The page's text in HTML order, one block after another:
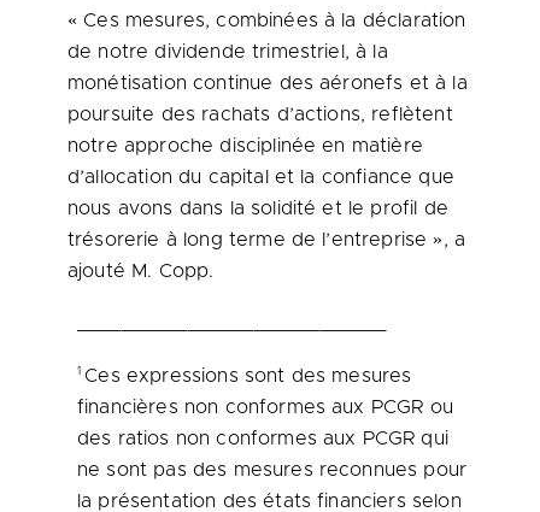
« Ces mesures, combinées à la déclaration
de notre dividende trimestriel, à la
monétisation continue des aéronefs et à la
poursuite des rachats d’actions, reflètent
notre approche disciplinée en matière
d’allocation du capital et la confiance que
nous avons dans la solidité et le profil de
trésorerie à long terme de l’entreprise », a
ajouté M. Copp.
1 Ces expressions sont des mesures
financières non conformes aux PCGR ou
des ratios non conformes aux PCGR qui
ne sont pas des mesures reconnues pour
la présentation des états financiers selon